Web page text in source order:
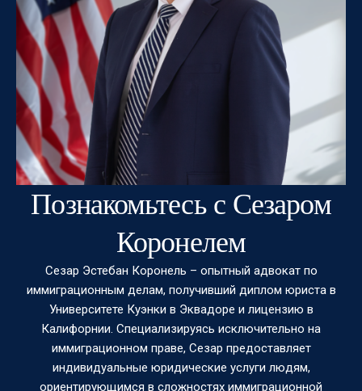
Познакомьтесь с Сезаром
Коронелем
Сезар Эстебан Коронель – опытный адвокат по
иммиграционным делам, получивший диплом юриста в
Университете Куэнки в Эквадоре и лицензию в
Калифорнии. Специализируясь исключительно на
иммиграционном праве, Сезар предоставляет
индивидуальные юридические услуги людям,
ориентирующимся в сложностях иммиграционной